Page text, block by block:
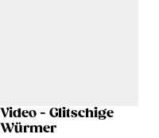
Video - Glitschige
Würmer